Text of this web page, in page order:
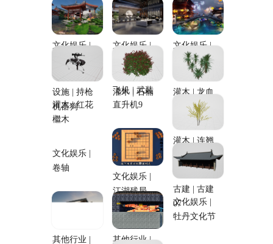
现实
文化娱乐 |
莲池古建
文化娱乐 |
博物馆
文化娱乐 |
梦幻古镇
设施 | 持枪
机器狗
灌木 | 石楠
灌木 | 龙血
树_02
飞机 | 武装
直升机9
灌木 | 红花
檵木
灌木 | 连翘
_03
文化娱乐 |
江湖残局，
逆天改命
文化娱乐 |
卷轴
古建 | 古建
07
其他行业 | 其他行业 |
文化娱乐 |
牡丹文化节